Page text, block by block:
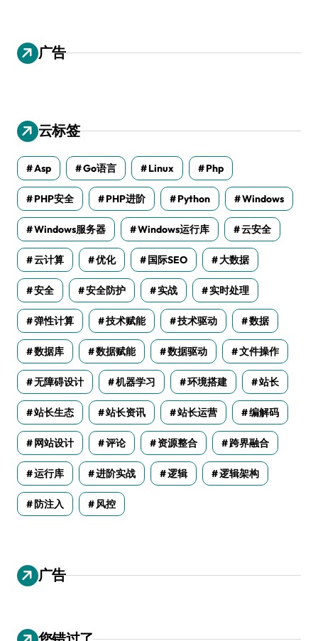
广告
云标签
Asp Go语言 Linux Php
PHP安全 PHP进阶 Python Windows
Windows服务器 Windows运行库 云安全
云计算 优化 国际SEO 大数据
安全 安全防护 实战 实时处理
弹性计算 技术赋能 技术驱动 数据
数据库 数据赋能 数据驱动 文件操作
无障碍设计 机器学习 环境搭建 站长
站长生态 站长资讯 站长运营 编解码
网站设计 评论 资源整合 跨界融合
运行库 进阶实战 逻辑 逻辑架构
防注入 风控
广告